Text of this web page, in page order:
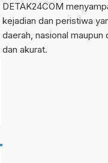
DETAK24COM
kejadian dan peristiwa
daerah, nasional maupun
dan akurat.